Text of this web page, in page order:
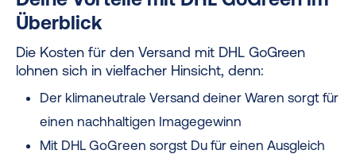
Überblick
Die Kosten für den Versand mit DHL GoGreen
lohnen sich in vielfacher Hinsicht, denn:
Der klimaneutrale Versand deiner Waren sorgt für
einen nachhaltigen Imagegewinn
Mit DHL GoGreen sorgst Du für einen Ausgleich